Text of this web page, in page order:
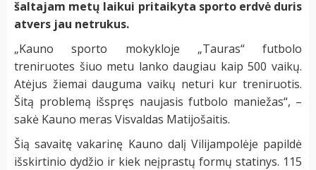
šaltajam metų laikui pritaikyta sporto erdvė duris
atvers jau netrukus.
„Kauno sporto mokykloje „Tauras“ futbolo
treniruotes šiuo metu lanko daugiau kaip 500 vaikų.
Atėjus žiemai dauguma vaikų neturi kur treniruotis.
Šitą problemą išspręs naujasis futbolo maniežas“, –
sakė Kauno meras Visvaldas Matijošaitis.
Šią savaitę vakarinę Kauno dalį Vilijampolėje papildė
išskirtinio dydžio ir kiek neįprastų formų statinys. 115